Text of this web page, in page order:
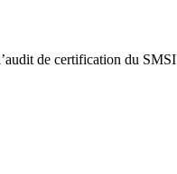
de certification du SMSI